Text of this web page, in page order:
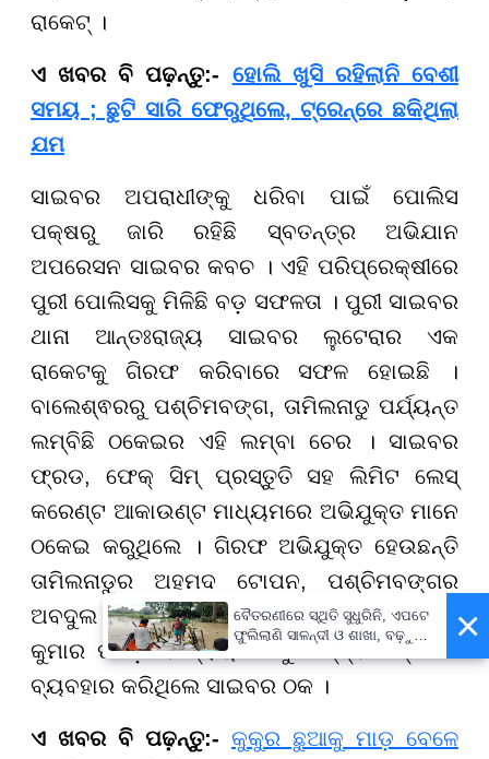
ରାକେଟ୍ ।
ଏ ଖବର ବି ପଢ଼ନ୍ତୁ:- ହୋଲି ଖୁସି ରହିଲାନି ବେଶୀ
ସମୟ ; ଛୁଟି ସାରି ଫେରୁଥିଲେ, ଟ୍ରେନ୍ରେ ଛକିଥିଲା
ଯମ
ସାଇବର ଅପରାଧୀଙ୍କୁ ଧରିବା ପାଇଁ ପୋଲିସ
ପକ୍ଷରୁ ଜାରି ରହିଛି ସ୍ବତନ୍ତ୍ର ଅଭିଯାନ
ଅପରେସନ ସାଇବର କବଚ । ଏହି ପରିପ୍ରେକ୍ଷୀରେ
ପୁରୀ ପୋଲିସକୁ ମିଳିଛି ବଡ଼ ସଫଳତା । ପୁରୀ ସାଇବର
ଥାନା ଆନ୍ତଃରାଜ୍ୟ ସାଇବର ଲୁଟେରାର ଏକ
ରାକେଟକୁ ଗିରଫ କରିବାରେ ସଫଳ ହୋଇଛି ।
ବାଲେଶ୍ଵରରୁ ପଶ୍ଚିମବଙ୍ଗ, ତାମିଲନାଡୁ ପର୍ଯ୍ୟନ୍ତ
ଲମ୍ବିଛି ଠକେଇର ଏହି ଲମ୍ବା ଚେର । ସାଇବର
ଫ୍ରଡ, ଫେକ୍ ସିମ୍ ପ୍ରସ୍ତୁତି ସହ ଲିମିଟ ଲେସ୍
କରେଣ୍ଟ ଆକାଉଣ୍ଟ ମାଧ୍ୟମରେ ଅଭିଯୁକ୍ତ ମାନେ
ଠକେଇ କରୁଥିଲେ । ଗିରଫ ଅଭିଯୁକ୍ତ ହେଉଛନ୍ତି
ତାମିଲନାଡୁର ଅହମଦ ଟୋପନ, ପଶ୍ଚିମବଙ୍ଗର
ଅବଦୁଲ ଆଜିଜ ଶେଖ ଏବଂ ବାଲେଶ୍ବରର ସୁଶାନ୍ତ
କୁମାର ପରିଡ଼ା । ପ୍ରାୟ ୮୦ରୁ ଉର୍ଦ୍ଧ୍ବ ସିମ୍ କାର୍ଡ
ବ୍ୟବହାର କରିଥିଲେ ସାଇବର ଠକ ।
ଏ ଖବର ବି ପଢ଼ନ୍ତୁ:- କୁକୁର ଛୁଆକୁ ମାଡ଼ ବେଳେ
×
ବୈତରଣୀରେ ସ୍ଥିତି ସୁଧୁରିନି, ଏପଟେ
ଫୁଲିଲାଣି ସାଳନ୍ଦୀ ଓ ଶାଖା, ବଢ଼ୁଛି
ବନ୍ୟା ଭୟ